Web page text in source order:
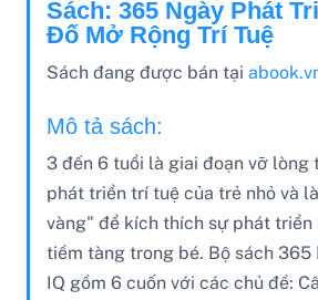
Sách: 365 Ngày Phát
Đố Mở Rộng Trí Tuệ
Sách đang được bán tại
Mô tả sách:
3 đến 6 tuổi là giai đoạn vỡ lòng
phát triển trí tuệ của trẻ nhỏ và
vàng" để kích thích sự phát triển
tiềm tàng trong bé. Bộ sách 365
IQ gồm 6 cuốn với các chủ đề: